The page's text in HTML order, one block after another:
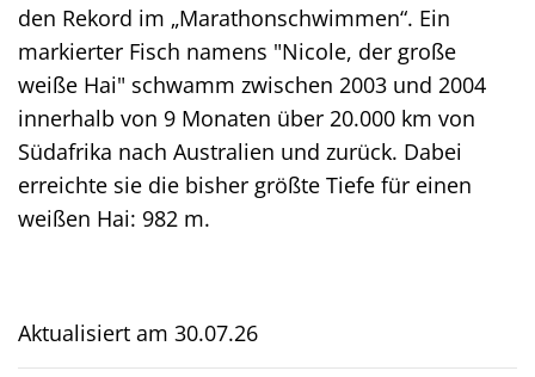
den Rekord im „Marathonschwimmen“. Ein
markierter Fisch namens "Nicole, der große
weiße Hai" schwamm zwischen 2003 und 2004
innerhalb von 9 Monaten über 20.000 km von
Südafrika nach Australien und zurück. Dabei
erreichte sie die bisher größte Tiefe für einen
weißen Hai: 982 m.
Aktualisiert am 30.07.26